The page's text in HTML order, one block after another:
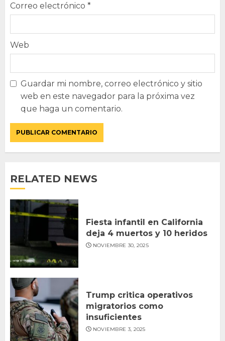
Correo electrónico *
Web
Guardar mi nombre, correo electrónico y sitio
web en este navegador para la próxima vez
que haga un comentario.
RELATED NEWS
Fiesta infantil en California
deja 4 muertos y 10 heridos
NOVIEMBRE 30, 2025
Trump critica operativos
migratorios como
insuficientes
NOVIEMBRE 3, 2025